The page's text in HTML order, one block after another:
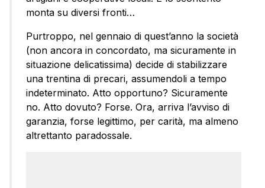
monta su diversi fronti…
Purtroppo, nel gennaio di quest’anno la società
(non ancora in concordato, ma sicuramente in
situazione delicatissima) decide di stabilizzare
una trentina di precari, assumendoli a tempo
indeterminato. Atto opportuno? Sicuramente
no. Atto dovuto? Forse. Ora, arriva l’avviso di
garanzia, forse legittimo, per carità, ma almeno
altrettanto paradossale.